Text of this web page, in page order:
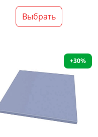
Выбрать
+30%